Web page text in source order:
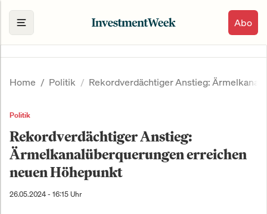
Abo
Home Politik Rekordverdächtiger Anstieg:
Politik
Rekordverdächtiger Anstieg:
Ärmelkanalüberquerungen erreichen
neuen Höhepunkt
26.05.2024 - 16:15 Uhr